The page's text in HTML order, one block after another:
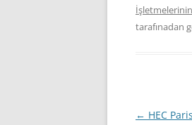
tarafınadan
Yazı
← HEC